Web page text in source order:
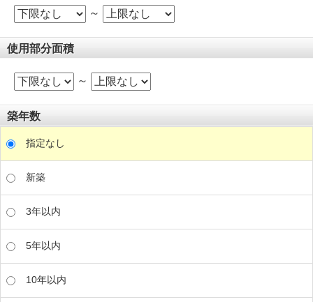
～
使用部分面積
～
築年数
指定なし
新築
3年以内
5年以内
10年以内